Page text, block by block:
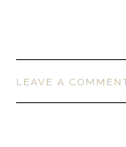
LEAVE A